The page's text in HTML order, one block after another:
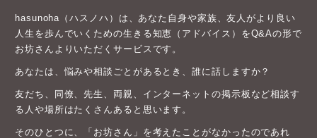
hasunoha（ハスノハ）は、あなた自身や家族、友人がより良い
人生を歩んでいくための生きる知恵（アドバイス）をQ&Aの形で
お坊さんよりいただくサービスです。
あなたは、悩みや相談ごとがあるとき、誰に話しますか？
友だち、同僚、先生、両親、インターネットの掲示板など相談す
る人や場所はたくさんあると思います。
そのひとつに、「お坊さん」を考えたことがなかったのであれ